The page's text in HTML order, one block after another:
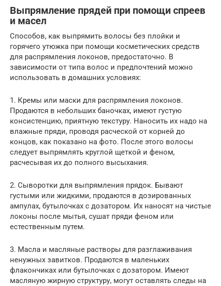
Выпрямление прядей при помощи спреев
и масел
Способов, как выпрямить волосы без плойки и
горячего утюжка при помощи косметических средств
для распрямления локонов, предостаточно. В
зависимости от типа волос и предпочтений можно
использовать в домашних условиях:
1. Кремы или маски для распрямления локонов.
Продаются в небольших баночках, имеют густую
консистенцию, приятную текстуру. Наносить их надо на
влажные пряди, проводя расческой от корней до
концов, как показано на фото. После этого волосы
следует выпрямлять круглой щеткой и феном,
расчесывая их до полного высыхания.
2. Сыворотки для выпрямления прядок. Бывают
густыми или жидкими, продаются в дозированных
ампулах, бутылочках с дозатором. Их наносят на чистые
локоны после мытья, сушат пряди феном или
естественным путем.
3. Масла и масляные растворы для разглаживания
ненужных завитков. Продаются в маленьких
флакончиках или бутылочках с дозатором. Имеют
масляную жирную структуру, могут оставлять следы на